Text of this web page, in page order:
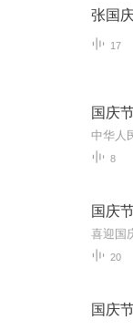
张国
17
国庆
8
国庆
20
国庆